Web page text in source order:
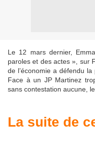
Le 12 mars dernier,
paroles et des actes », sur
de l’économie a défendu
Face à un JP Martinez
sans contestation aucune,
La suite de